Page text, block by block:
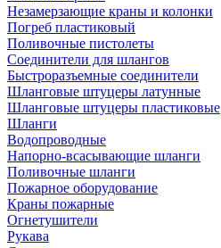
Незамерзающие краны и колонки
Погреб пластиковый
Поливочные пистолеты
Соединители для шлангов
Быстроразъемные соединители
Шланговые штуцеры латунные
Шланговые штуцеры пластиковые
Шланги
Водопроводные
Напорно-всасывающие шланги
Поливочные шланги
Пожарное оборудование
Краны пожарные
Огнетушители
Рукава